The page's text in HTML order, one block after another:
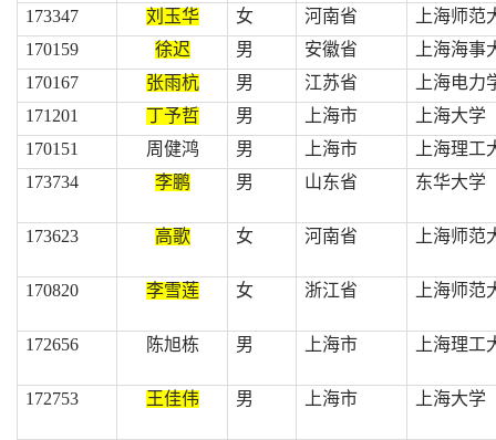
173347
刘玉华 女 河南省
上海师范
170159
徐迟 男 安徽省
上海海事
170167
张雨杭 男 江苏省
上海电力
171201
丁予哲 男 上海市
上海大学
170151
周健鸿 男 上海市
上海理工
173734
李鹏 男 山东省 东华大学
173623 高歌 女 河南省 上海师范
170820 李雪莲 女 浙江省 上海师范
172656 陈旭栋 男 上海市 上海理工
172753 王佳伟 男 上海市 上海大学